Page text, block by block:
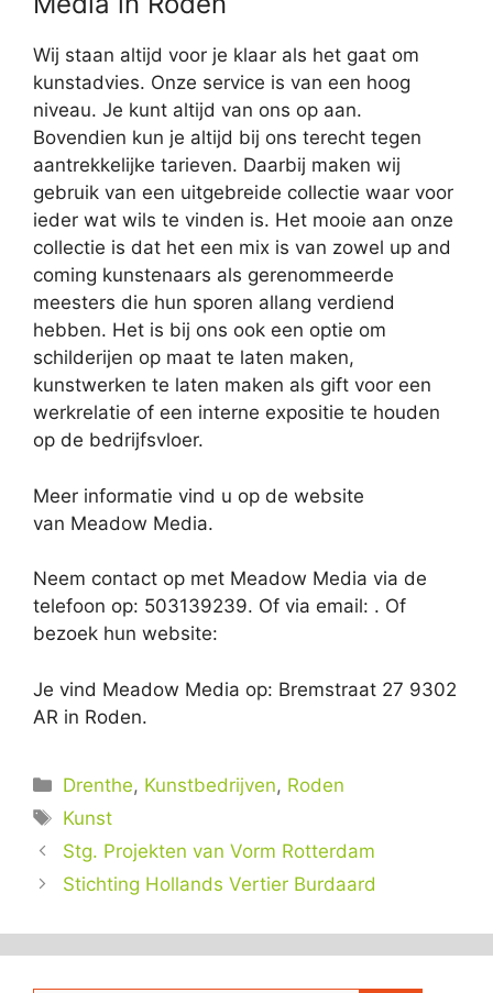
Wij staan altijd voor je klaar als het gaat om
kunstadvies. Onze service is van een hoog
niveau. Je kunt altijd van ons op aan.
Bovendien kun je altijd bij ons terecht tegen
aantrekkelijke tarieven. Daarbij maken wij
gebruik van een uitgebreide collectie waar voor
ieder wat wils te vinden is. Het mooie aan onze
collectie is dat het een mix is van zowel up and
coming kunstenaars als gerenommeerde
meesters die hun sporen allang verdiend
hebben. Het is bij ons ook een optie om
schilderijen op maat te laten maken,
kunstwerken te laten maken als gift voor een
werkrelatie of een interne expositie te houden
op de bedrijfsvloer.
Meer informatie vind u op de website
van Meadow Media.
Neem contact op met Meadow Media via de
telefoon op: 503139239. Of via email: . Of
bezoek hun website:
Je vind Meadow Media op: Bremstraat 27 9302
AR in Roden.
Categorieën
Drenthe, Kunstbedrijven, Roden
Tags
Kunst
Stg. Projekten van Vorm Rotterdam
Stichting Hollands Vertier Burdaard